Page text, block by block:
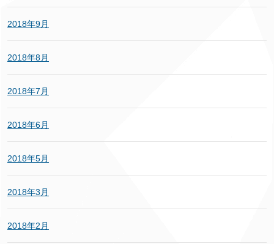
2018年9月
2018年8月
2018年7月
2018年6月
2018年5月
2018年3月
2018年2月